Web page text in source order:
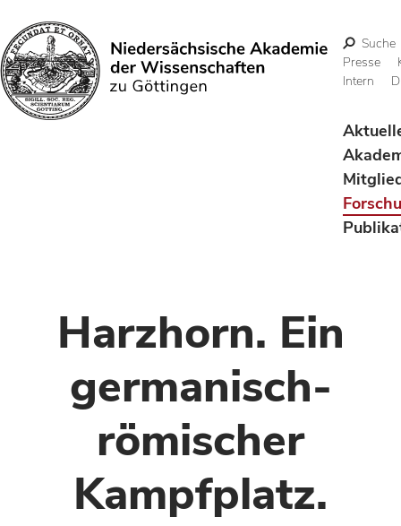
Suchen
Suche
Presse
Intern
Harzhorn. Ein
germanisch-
römischer
Kampfplatz.